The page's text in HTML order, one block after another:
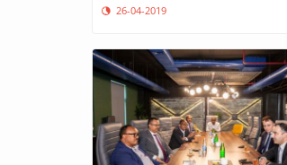
26-04-2019